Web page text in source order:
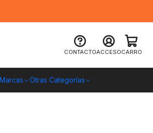
CONTACTOACCESOCARRO
Marcas Otras Categorías
X Wifi7, AMD